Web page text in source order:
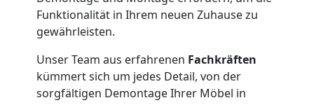
Funktionalität in Ihrem neuen Zuhause zu
gewährleisten.
Unser Team aus erfahrenen Fachkräften
kümmert sich um jedes Detail, von der
sorgfältigen Demontage Ihrer Möbel in
Möbelmontage
Dornbirn